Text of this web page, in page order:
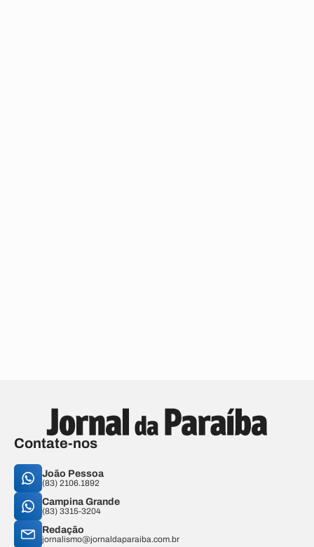
Contate-nos
João Pessoa
(83) 2106.1892
Campina Grande
(83) 3315-3204
Redação
jornalismo@jornaldaparaiba.com.br